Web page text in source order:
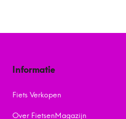
Informatie
Fiets Verkopen
Over FietsenMagazijn